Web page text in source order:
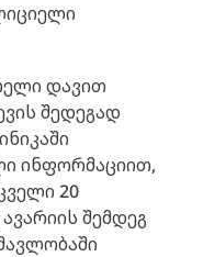
დავით
შედეგად
ინფორმაციით,
20
შემდეგ